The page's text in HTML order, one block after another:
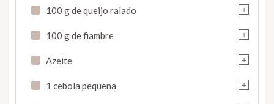
+
100 g de queijo ralado
+
100 g de fiambre
+
Azeite
+
1 cebola pequena